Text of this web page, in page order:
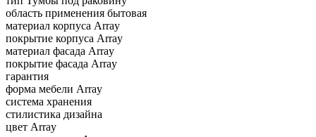
область применения бытовая
материал корпуса Array
покрытие корпуса Array
материал фасада Array
покрытие фасада Array
гарантия
форма мебели Array
система хранения
стилистика дизайна
цвет Array